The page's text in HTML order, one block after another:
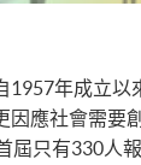
1957年成立以
因應社會需要
屆只有330人